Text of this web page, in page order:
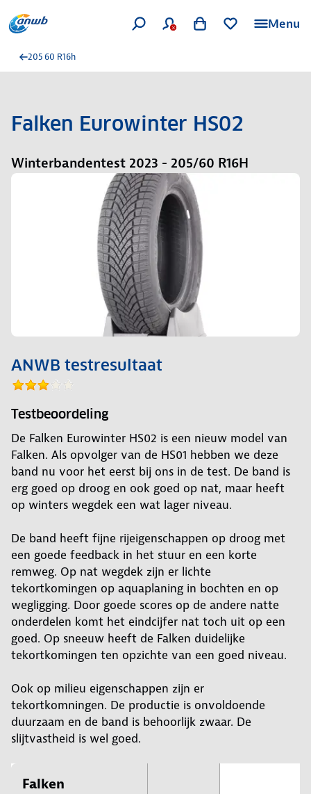
Menu
205 60 R16h
Falken Eurowinter HS02
Winterbandentest 2023 - 205/60 R16H
ANWB testresultaat
Testbeoordeling
De Falken Eurowinter HS02 is een nieuw model van
Falken. Als opvolger van de HS01 hebben we deze
band nu voor het eerst bij ons in de test. De band is
erg goed op droog en ook goed op nat, maar heeft
op winters wegdek een wat lager niveau.
De band heeft fijne rijeigenschappen op droog met
een goede feedback in het stuur en een korte
remweg. Op nat wegdek zijn er lichte
tekortkomingen op aquaplaning in bochten en op
wegligging. Door goede scores op de andere natte
onderdelen komt het eindcijfer nat toch uit op een
goed. Op sneeuw heeft de Falken duidelijke
tekortkomingen ten opzichte van een goed niveau.
Ook op milieu eigenschappen zijn er
tekortkomningen. De productie is onvoldoende
duurzaam en de band is behoorlijk zwaar. De
slijtvastheid is wel goed.
Falken